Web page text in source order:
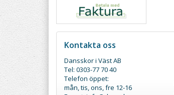
Kontakta oss
Dansskor i Väst AB
Tel: 0303-77 70 40
Telefon öppet:
mån, tis, ons, fre 12-16